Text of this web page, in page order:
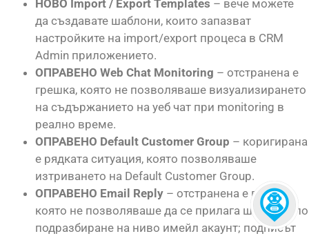
НОВО Import / Export Templates – вече можете
да създавате шаблони, които запазват
настройките на import/export процеса в CRM
Admin приложението.
ОПРАВЕНО Web Chat Monitoring – отстранена е
грешка, която не позволяваше визуализирането
на съдържанието на уеб чат при monitoring в
реално време.
ОПРАВЕНО Default Customer Group – коригирана
е рядката ситуация, която позволяваше
изтриването на Default Customer Group.
ОПРАВЕНО Email Reply – отстранена е грешка,
която не позволяваше да се прилага шрифтът по
подразбиране на ниво имейл акаунт; подписът